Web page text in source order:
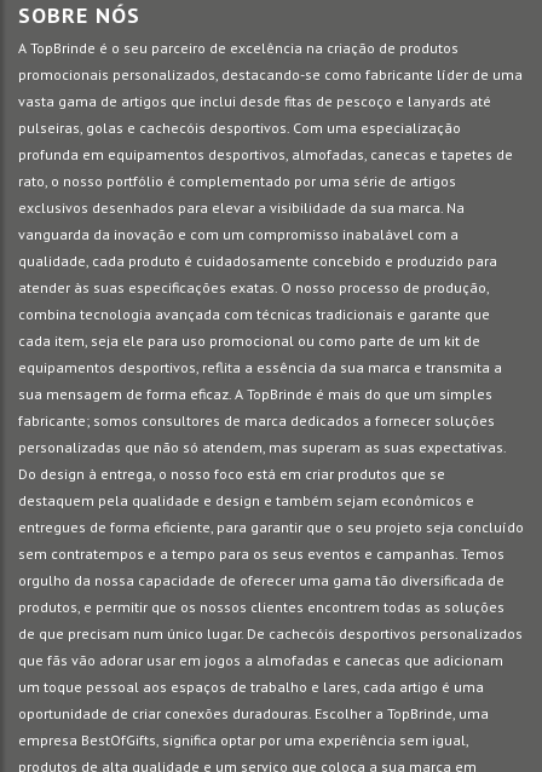
SOBRE NÓS
A TopBrinde é o seu parceiro de excelência na criação de produtos
promocionais personalizados, destacando-se como fabricante líder de uma
vasta gama de artigos que inclui desde fitas de pescoço e lanyards até
pulseiras, golas e cachecóis desportivos. Com uma especialização
profunda em equipamentos desportivos, almofadas, canecas e tapetes de
rato, o nosso portfólio é complementado por uma série de artigos
exclusivos desenhados para elevar a visibilidade da sua marca. Na
vanguarda da inovação e com um compromisso inabalável com a
qualidade, cada produto é cuidadosamente concebido e produzido para
atender às suas especificações exatas. O nosso processo de produção,
combina tecnologia avançada com técnicas tradicionais e garante que
cada item, seja ele para uso promocional ou como parte de um kit de
equipamentos desportivos, reflita a essência da sua marca e transmita a
sua mensagem de forma eficaz. A TopBrinde é mais do que um simples
fabricante; somos consultores de marca dedicados a fornecer soluções
personalizadas que não só atendem, mas superam as suas expectativas.
Do design à entrega, o nosso foco está em criar produtos que se
destaquem pela qualidade e design e também sejam econômicos e
entregues de forma eficiente, para garantir que o seu projeto seja concluído
sem contratempos e a tempo para os seus eventos e campanhas. Temos
orgulho da nossa capacidade de oferecer uma gama tão diversificada de
produtos, e permitir que os nossos clientes encontrem todas as soluções
de que precisam num único lugar. De cachecóis desportivos personalizados
que fãs vão adorar usar em jogos a almofadas e canecas que adicionam
um toque pessoal aos espaços de trabalho e lares, cada artigo é uma
oportunidade de criar conexões duradouras. Escolher a TopBrinde, uma
empresa BestOfGifts, significa optar por uma experiência sem igual,
produtos de alta qualidade e um serviço que coloca a sua marca em